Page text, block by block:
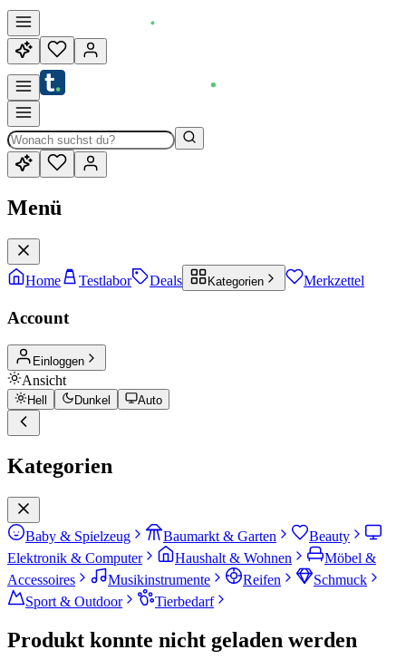
Menü
Home Testlabor Deals Kategorien Merkzettel
Account
Einloggen
Ansicht
Hell Dunkel Auto
Kategorien
Baby & Spielzeug Baumarkt & Garten
Beauty
Elektronik & Computer
Haushalt & Wohnen
Möbel &
Accessoires
Musikinstrumente Reifen
Schmuck
Sport & Outdoor
Tierbedarf
Produkt konnte nicht geladen werden